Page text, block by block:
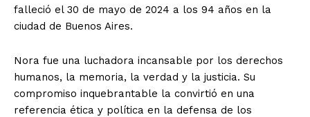
falleció el 30 de mayo de 2024 a los 94 años en la
ciudad de Buenos Aires.
Nora fue una luchadora incansable por los derechos
humanos, la memoria, la verdad y la justicia. Su
compromiso inquebrantable la convirtió en una
referencia ética y política en la defensa de los